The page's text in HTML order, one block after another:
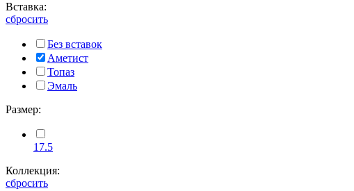
Вставка:
сбросить
Без вставок
Аметист
Топаз
Эмаль
Размер:
17.5
Коллекция:
сбросить